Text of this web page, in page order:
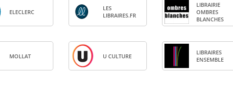
ELE­CLERC
LES
LIBRAIRES.FR
LIBRAI­RIE
OMBRES
BLANCHES
MOL­LAT U CULTURE
LIBRAIRES
ENSEMBLE